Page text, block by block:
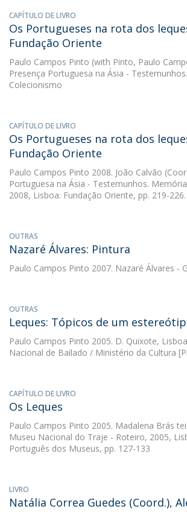
CAPÍTULO DE LIVRO
Os Portugueses na rota dos
Fundação Oriente
Paulo Campos Pinto (with Pinto, Paulo
Presença Portuguesa na Ásia -
Colecionismo
CAPÍTULO DE LIVRO
Os Portugueses na rota dos
Fundação Oriente
Paulo Campos Pinto 2008. João Calvão
Portuguesa na Ásia - Testemunhos.
2008, Lisboa: Fundação Oriente, pp. 219-226.
OUTRAS
Nazaré Álvares: Pintura
Paulo Campos Pinto 2007. Nazaré Álvares -
OUTRAS
Leques: Tópicos de um
Paulo Campos Pinto 2005. D. Quixote,
Nacional de Bailado / Ministério da Cultura
CAPÍTULO DE LIVRO
Os Leques
Paulo Campos Pinto 2005. Madalena Brás
Museu Nacional do Traje - Roteiro, 2005,
Português dos Museus, pp. 127-133
LIVRO
Natália Correa Guedes (Coord.),